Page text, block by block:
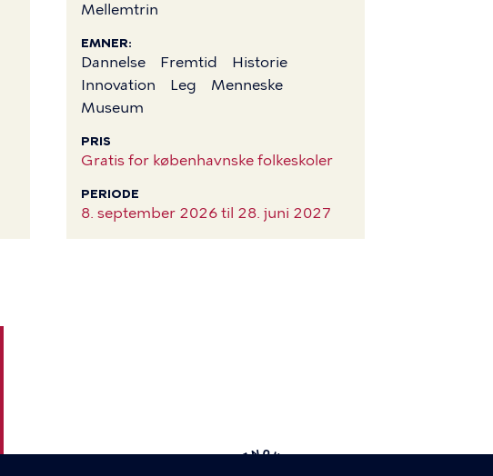
Mellemtrin
EMNER
Dannelse Fremtid
Historie
Innovation
Leg
Menneske
Museum
PRIS
Gratis for københavnske folkeskoler
PERIODE
8. september 2026 til 28. juni 2027